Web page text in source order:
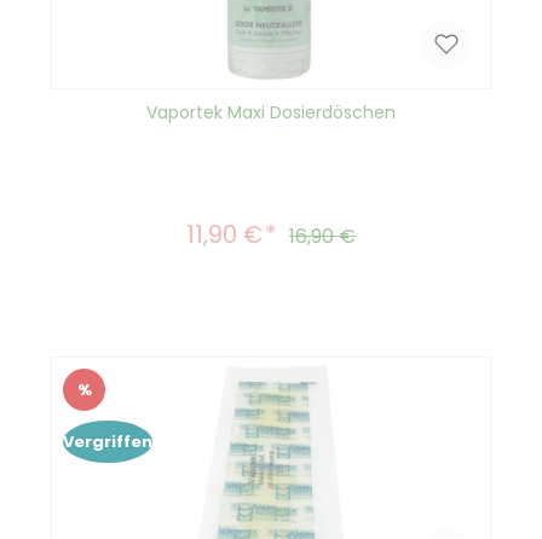
Vaportek Maxi Dosierdöschen
Verkaufspreis:
11,90 € Regulärer Preis:
16,90 €
Rabatt
%
Vergriffen